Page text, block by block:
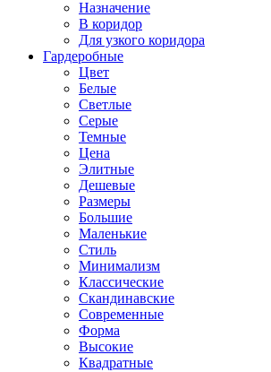
Назначение
В коридор
Для узкого коридора
Гардеробные
Цвет
Белые
Светлые
Серые
Темные
Цена
Элитные
Дешевые
Размеры
Большие
Маленькие
Стиль
Минимализм
Классические
Скандинавские
Современные
Форма
Высокие
Квадратные